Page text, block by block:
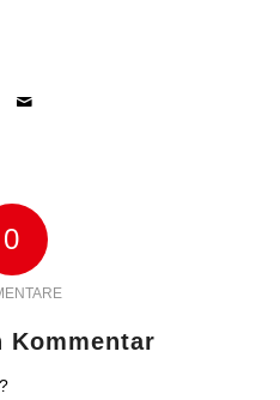
0
Kommentar